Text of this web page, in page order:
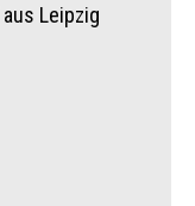
aus Leipzig